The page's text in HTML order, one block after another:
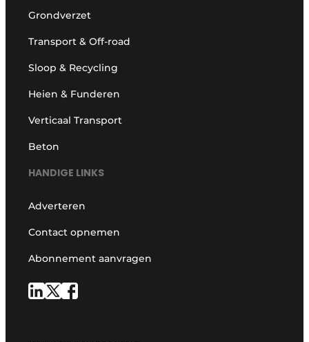
Grondverzet
Transport & Off-road
Sloop & Recycling
Heien & Funderen
Verticaal Transport
Beton
HANDIGE LINKS
Adverteren
Contact opnemen
Abonnement aanvragen